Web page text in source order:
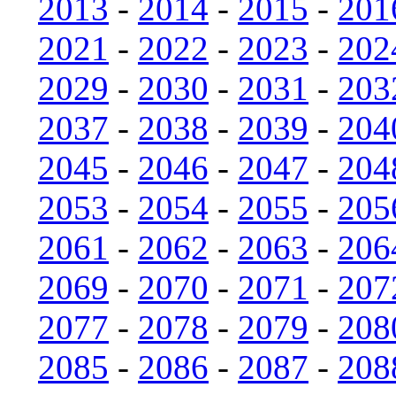
2013 - 2014 - 2015 -
2021 - 2022 - 2023 -
2029 - 2030 - 2031 -
2037 - 2038 - 2039 -
2045 - 2046 - 2047 -
2053 - 2054 - 2055 -
2061 - 2062 - 2063 -
2069 - 2070 - 2071 -
2077 - 2078 - 2079 -
2085 - 2086 - 2087 -